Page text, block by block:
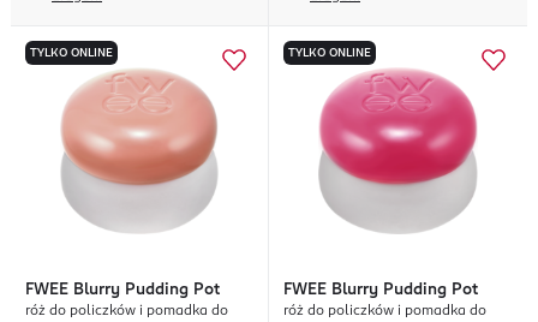
TYLKO ONLINE
FWEE Blurry Pudding Pot
róż do policzków i pomadka do
TYLKO ONLINE
FWEE Blurry Pudding Pot
róż do policzków i pomadka do